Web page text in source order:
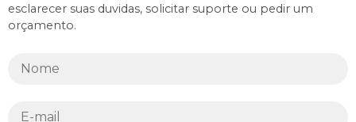
esclarecer suas duvidas, solicitar suporte ou pedir um
orçamento.